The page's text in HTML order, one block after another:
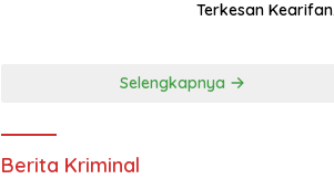
Terkesan Kearifan
Selengkapnya
Berita Kriminal